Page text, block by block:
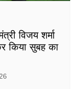
विजय शर्मा
किया सुबह का